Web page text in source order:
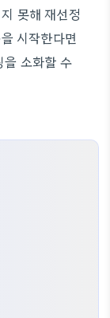
못해 재선정
시작한다면
을 소화할 수